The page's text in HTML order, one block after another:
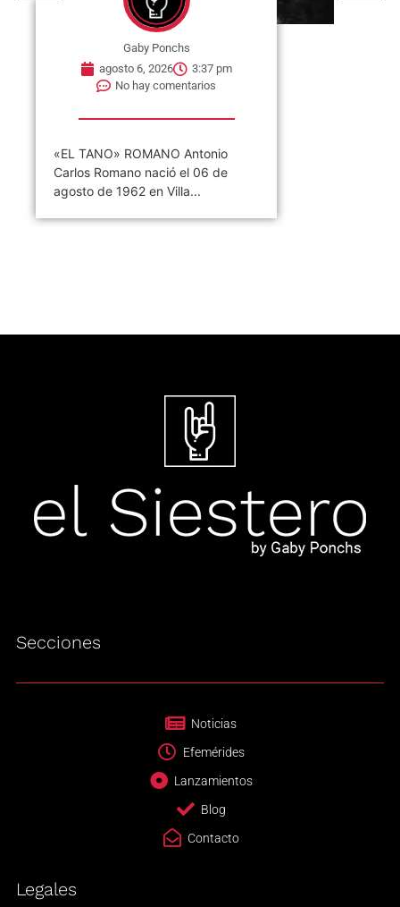
Gaby Ponchs
agosto 6, 2026
3:37 pm
No hay comentarios
«EL TANO» ROMANO Antonio
Carlos Romano nació el 06 de
agosto de 1962 en Villa...
Secciones
Noticias
Efemérides
Lanzamientos
Blog
Contacto
Legales